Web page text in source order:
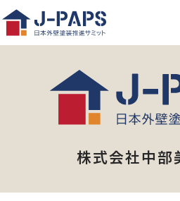
株式会社中部